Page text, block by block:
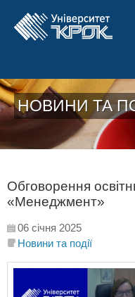
НОВИНИ ТА
Обговорення
«Менеджмент»
06 січня 2025
Новини та події